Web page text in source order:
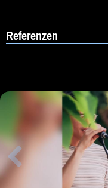
Referenzen